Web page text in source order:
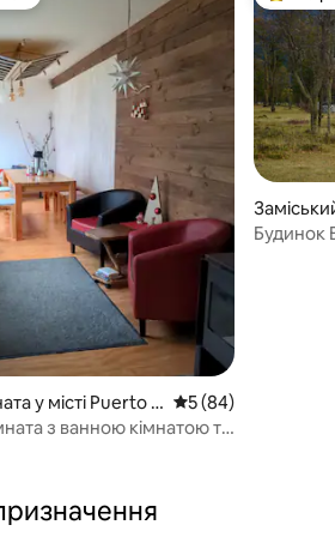
у місті Puerto R Середня оцінка: 5 з
5 (84)
з ванною кімнатою та
Viejo
Будинок